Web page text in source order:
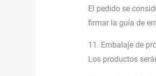
El pedido se
firmar la guía de
11. Embalaje de
Los productos